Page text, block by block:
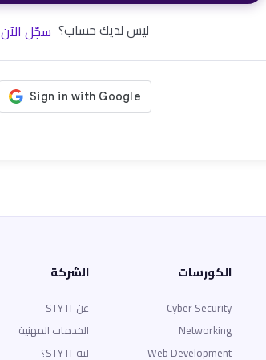
ليس لديك حساب؟ سجّل الآن
الكورسات
Cyber Security
Networking
Web Development
الشركة
عن STY IT
الخدمات المهنية
ليه STY IT؟